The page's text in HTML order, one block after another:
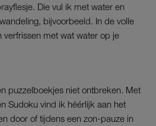
Die vul ik met water en
bijvoorbeeld. In de volle
verfrissen met wat water op je
puzzelboekjes niet ontbreken. Met
Sudoku vind ik héérlijk aan het
door of tijdens een zon-pauze in